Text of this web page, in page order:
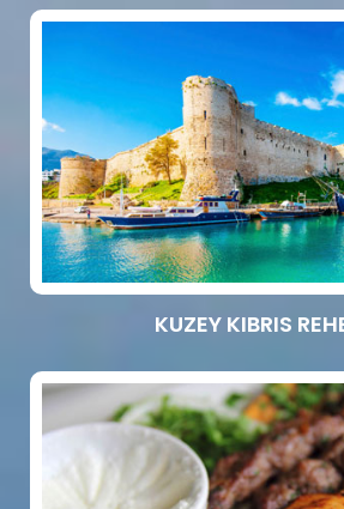
KUZEY KIBRIS